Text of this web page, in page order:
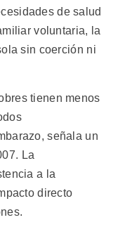
de salud
voluntaria, la
sin coerción ni
tienen menos
señala un
La
a la
directo